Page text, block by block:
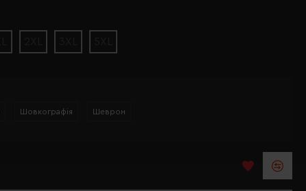
Шовкографія Шеврон